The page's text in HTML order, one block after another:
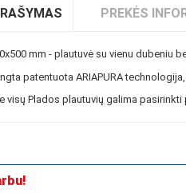
PREKĖS
mm - plautuvė su vienu dubeniu
patentuota ARIAPURA
visų Plados plautuvių galima